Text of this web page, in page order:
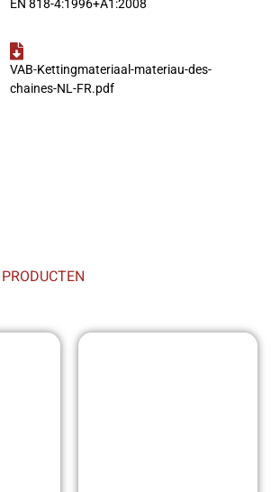
EN 818-4:1996+A1:2008
VAB-Kettingmateriaal-materiau-des-
chaines-NL-FR.pdf
PRODUCTEN